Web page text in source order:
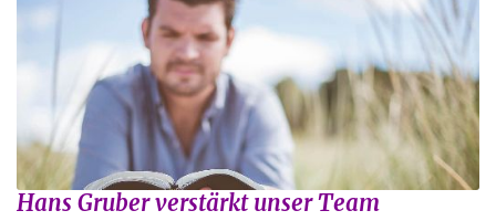
Hans Gruber verstärkt unser Team: